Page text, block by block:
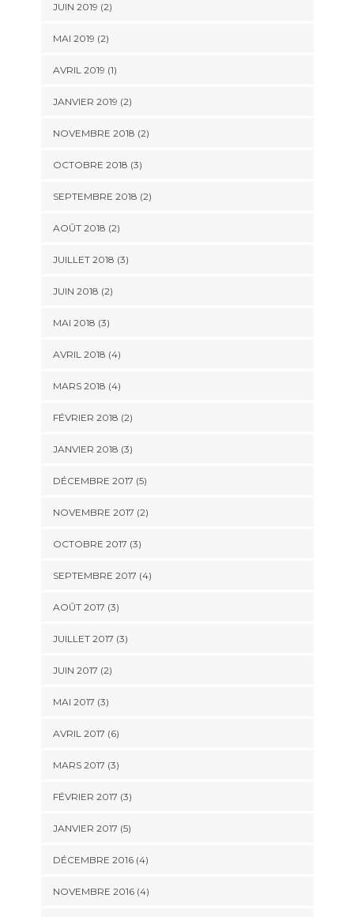
JUIN 2019 (2)
MAI 2019 (2)
AVRIL 2019 (1)
JANVIER 2019 (2)
NOVEMBRE 2018 (2)
OCTOBRE 2018 (3)
SEPTEMBRE 2018 (2)
AOÛT 2018 (2)
JUILLET 2018 (3)
JUIN 2018 (2)
MAI 2018 (3)
AVRIL 2018 (4)
MARS 2018 (4)
FÉVRIER 2018 (2)
JANVIER 2018 (3)
DÉCEMBRE 2017 (5)
NOVEMBRE 2017 (2)
OCTOBRE 2017 (3)
SEPTEMBRE 2017 (4)
AOÛT 2017 (3)
JUILLET 2017 (3)
JUIN 2017 (2)
MAI 2017 (3)
AVRIL 2017 (6)
MARS 2017 (3)
FÉVRIER 2017 (3)
JANVIER 2017 (5)
DÉCEMBRE 2016(4)
NOVEMBRE 2016(4)